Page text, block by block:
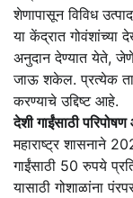
शेणापासून विविध
या केंद्रात गोवंशांच्या
अनुदान देण्यात येते,
जाऊ शकेल. प्रत्येक
करण्याचे उद्दिष्ट आहे.
देशी गाईंसाठी
महाराष्ट्र शासनाने
गाईंसाठी 50 रुपये
यासाठी गोशाळांना